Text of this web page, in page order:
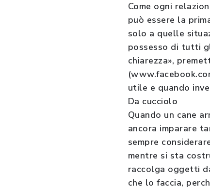
Come ogni
può essere la
solo a quelle
possesso di tutti
chiarezza»,
utile e quando
Da cucciolo
Quando un cane
ancora imparare
sempre
mentre si sta
raccolga oggetti
che lo faccia,